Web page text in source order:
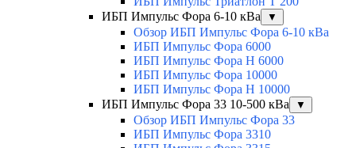
ИБП Импульс Фора 6-10 кВа
▼
Обзор ИБП Импульс Фора 6-10 кВа
ИБП Импульс Фора 6000
ИБП Импульс Фора H 6000
ИБП Импульс Фора 10000
ИБП Импульс Фора H 10000
ИБП Импульс Фора 33 10-500 кВа
▼
Обзор ИБП Импульс Фора 33
ИБП Импульс Фора 3310